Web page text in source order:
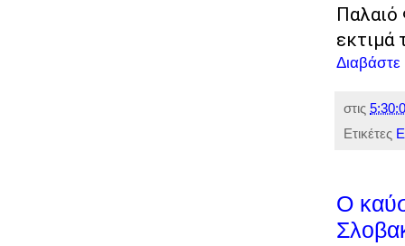
Παλαιό
εκτιμά
στις
Ετικέτες
Ο